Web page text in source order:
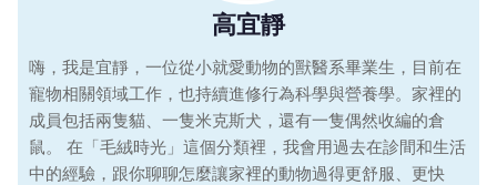
高宜靜
嗨，我是宜靜，一位從小就愛動物的獸醫系畢業生，目前在
寵物相關領域工作，也持續進修行為科學與營養學。家裡的
成員包括兩隻貓、一隻米克斯犬，還有一隻偶然收編的倉
鼠。 在「毛絨時光」這個分類裡，我會用過去在診間和生活
中的經驗，跟你聊聊怎麼讓家裡的動物過得更舒服、更快